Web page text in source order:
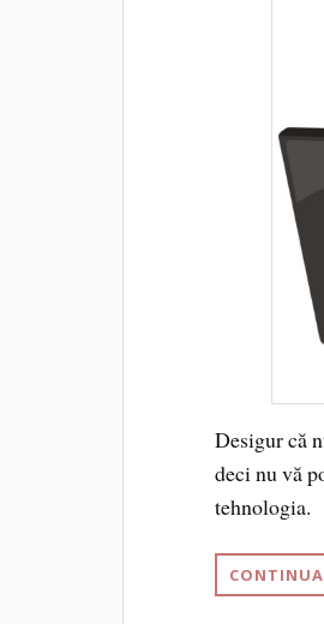
Desigur că
deci nu vă
tehnologia.